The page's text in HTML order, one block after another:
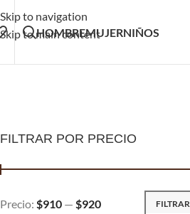
Skip to navigation
Skip to main content
HOMBREMUJERNIÑOS
FILTRAR POR PRECIO
FILTRAR
Precio: $910 — $920